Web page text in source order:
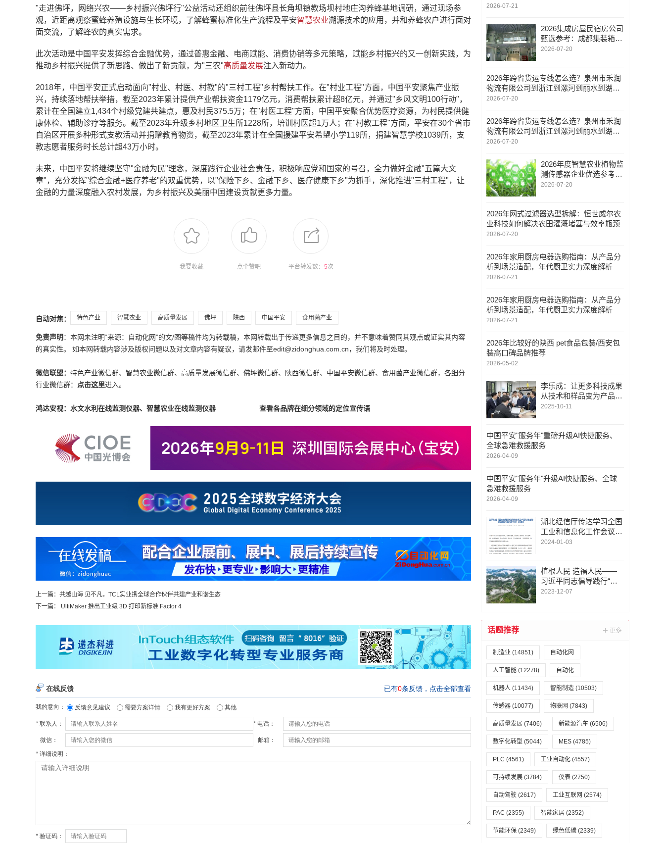
"走进佛坪，网络兴农——乡村振兴佛坪行"公益活动还组织前往佛坪县长角坝镇教场坝村地庄沟养蜂基地调研，通过现场参
观，近距离观察蜜蜂养殖设施与生长环境，了解蜂蜜标准化生产流程及平安智慧农业溯源技术的应用，并和养蜂农户进行面对
面交流，了解蜂农的真实需求。
此次活动是中国平安发挥综合金融优势，通过普惠金融、电商赋能、消费协销等多元策略，赋能乡村振兴的又一创新实践，为
推动乡村振兴提供了新思路、做出了新贡献，为"三农"高质量发展注入新动力。
2018年，中国平安正式启动面向"村业、村医、村教"的"三村工程"乡村帮扶工作。在"村业工程"方面，中国平安聚焦产业振
兴，持续落地帮扶举措，截至2023年累计提供产业帮扶资金1179亿元，消费帮扶累计超8亿元，并通过"乡风文明100行动"，
累计在全国建立1,434个村级党建共建点，惠及村民375.5万；在"村医工程"方面，中国平安聚合优势医疗资源，为村民提供健
康体检、辅助诊疗等服务。截至2023年升级乡村地区卫生所1228所，培训村医超1万人；在"村教工程"方面，平安在30个省市
自治区开展多种形式支教活动并捐赠教育物资，截至2023年累计在全国援建平安希望小学119所，捐建智慧学校1039所，支
教志愿者服务时长总计超43万小时。
未来，中国平安将继续坚守"金融为民"理念，深度践行企业社会责任，积极响应党和国家的号召，全力做好金融"五篇大文
章"，充分发挥"综合金融+医疗养老"的双重优势，以"保险下乡、金融下乡、医疗健康下乡"为抓手，深化推进"三村工程"，让
金融的力量深度融入农村发展，为乡村振兴及美丽中国建设贡献更多力量。
我要收藏 点个赞吧 平台转发数： 5次
自动对焦： 特色产业 智慧农业 高质量发展 佛坪 陕西 中国平安 食用菌产业
免责声明 ：本网未注明“来源：自动化网”的文/图等稿件均为转载稿，本网转载出于传递更多信息之目的，并不意味着赞同其观点或证实其内容
的真实性。 如本网转载内容涉及版权问题以及对文章内容有疑议，请发邮件至edit@zidonghua.com.cn，我们将及时处理。
微信联盟： 特色产业微信群、智慧农业微信群、高质量发展微信群、佛坪微信群、陕西微信群、中国平安微信群、食用菌产业微信群，各细分
行业微信群： 点击这里进入。
鸿达安视：水文水利在线监测仪器、智慧农业在线监测仪器 查看各品牌在细分领域的定位宣传语
上一篇： 共越山海 见不凡，TCL实业携全球合作伙伴共建产业和谐生态
下一篇： UltiMaker 推出工业级 3D 打印新标准 Factor 4
务到定制工艺的全维度参考
2026-07-21
2026集成房屋民宿房公司
甄选参考：成都集装箱民
宿/成都集装箱租赁/成都
2026-07-20
2026年跨省货运专线怎么选？泉州市禾润
物流有限公司到浙江到漯河到丽水到湖州
到南京全解析
2026-07-20
2026年跨省货运专线怎么选？泉州市禾润
物流有限公司到浙江到漯河到丽水到湖州
到南京全解析
2026-07-20
2026年度智慧农业植物监
测传感器企业优选参考：
技术实力与工程实践综合
2026-07-20
2026年网式过滤器选型拆解：恒世威尔农
业科技如何解决农田灌溉堵塞与效率瓶颈
2026-07-20
2026年家用厨房电器选购指南：从产品分
析到场景适配，年代厨卫实力深度解析
2026-07-21
2026年家用厨房电器选购指南：从产品分
析到场景适配，年代厨卫实力深度解析
2026-07-21
2026年比较好的陕西 pet食品包装/西安包
装高口碑品牌推荐
2026-05-02
李乐成：让更多科技成果
从技术和样品变为产品、
形成产业|李乐成到西北
2025-10-11
中国平安"服务年"重磅升级AI快捷服务、
全球急难救援服务
2026-04-09
中国平安"服务年"升级AI快捷服务、全球
急难救援服务
2026-04-09
湖北经信厅传达学习全国
工业和信息化工作会议精
神、北京发布打造国家信
2024-01-03
植根人民 造福人民——
习近平同志倡导践行“四
下基层”闪耀时代光彩
2023-12-07
话题推荐
制造业 (14851) 自动化网
人工智能 (12278) 自动化
机器人 (11434) 智能制造 (10503)
传感器 (10077) 物联网 (7843)
高质量发展 (7406) 新能源汽车 (6506)
数字化转型 (5044) MES (4785)
PLC (4561) 工业自动化 (4557)
可持续发展 (3784) 仪表 (2750)
自动驾驶 (2617) 工业互联网 (2574)
PAC (2355) 智能家居 (2352)
节能环保 (2349) 绿色低碳 (2339)